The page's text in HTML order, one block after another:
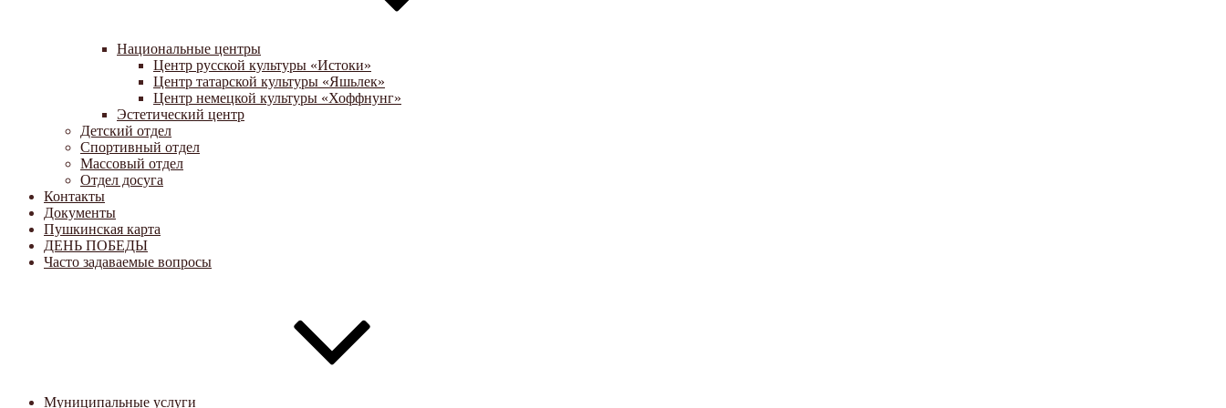
Национальные центры
Центр русской культуры «Истоки»
Центр татарской культуры «Яшьлек»
Центр немецкой культуры «Хоффнунг»
Эстетический центр
Детский отдел
Спортивный отдел
Массовый отдел
Отдел досуга
Контакты
Документы
Пушкинская карта
ДЕНЬ ПОБЕДЫ
Часто задаваемые вопросы
Муниципальные услуги